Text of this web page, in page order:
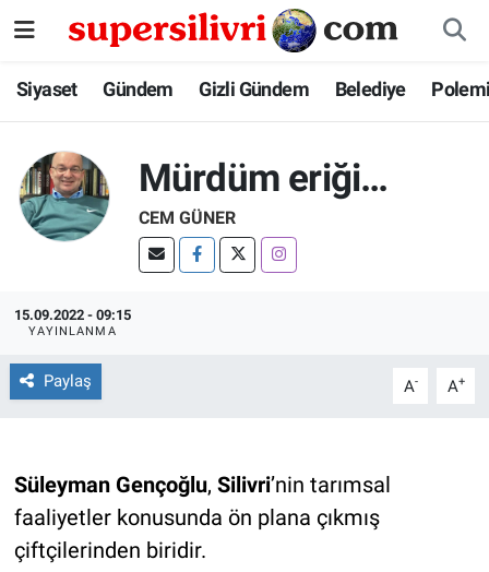
Siyaset Gündem Gizli Gündem Belediye
Mürdüm eriği…
CEM GÜNER
15.09.2022 - 09:15
YAYINLANMA
Paylaş A- A+
Süleyman Gençoğlu, Silivri’nin tarımsal
faaliyetler konusunda ön plana çıkmış
çiftçilerinden biridir.
Siyaset
Gizli Gündem
Polemik
İstanbul Nöbetçi Eczaneler
İstanbul Namaz Vakitleri
İstanbul Trafik Yoğunluk Haritası
Süper Lig Puan Durumu ve Fikstür
Tüm Manşetler
Haber Arşivi